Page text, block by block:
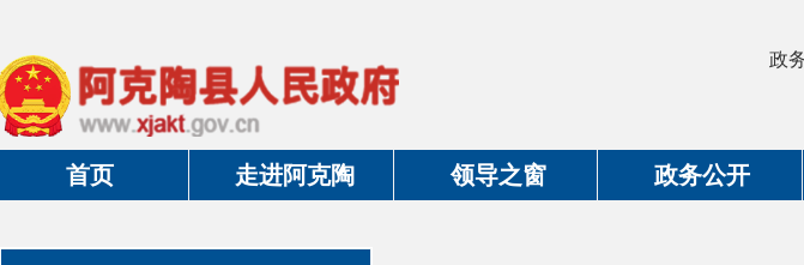
政务新媒体矩阵
首页 走进阿克陶 领导之窗 政务公开 政
信息公开 当前位置: